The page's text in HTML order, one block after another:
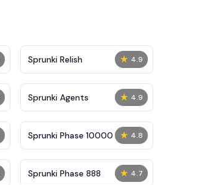
★ 4.9
Sprunki Relish
★ 4.9
Sprunki Agents
★ 4.8
Sprunki Phase 10000
★ 4.7
Sprunki Phase 888